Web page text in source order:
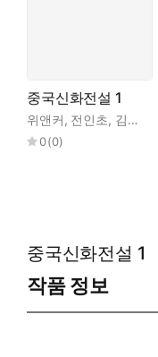
중국신화전설 1
위앤커, 전인초, 김선자
0(0)
중국신화전설 1
작품 정보